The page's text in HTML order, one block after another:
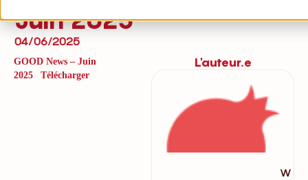
Juin 2025
04/06/2025
GOOD News – Juin
2025
Télécharger
L'auteur.e
W